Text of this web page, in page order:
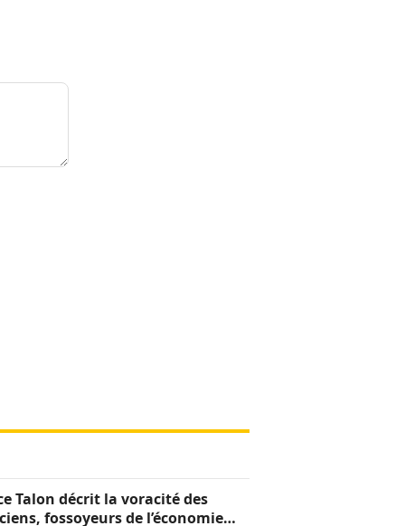
Talon décrit la voracité des
fossoyeurs de l’économie